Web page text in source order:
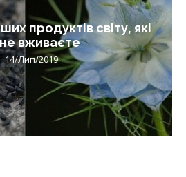
продуктів світу, які
вживаєте
14/Лип/2019